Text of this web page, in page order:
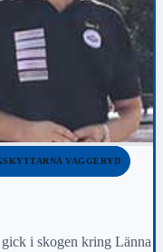
VAGGERYD
i skogen kring Länna